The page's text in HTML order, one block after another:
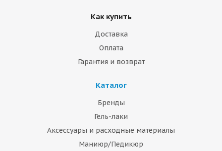
Как купить
Доставка
Оплата
Гарантия и возврат
Каталог
Бренды
Гель-лаки
Аксессуары и расходные материалы
Маниюр/Педикюр